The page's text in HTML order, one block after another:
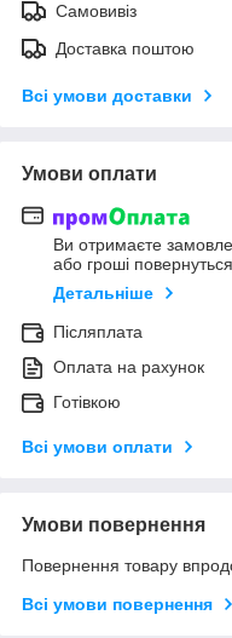
Самовивіз
Доставка поштою
Всі умови доставки
Умови оплати
Ви отримаєте
або гроші
Детальніше
Післяплата
Оплата на рахунок
Готівкою
Всі умови оплати
Умови повернення
Повернення товару
Всі умови повернення